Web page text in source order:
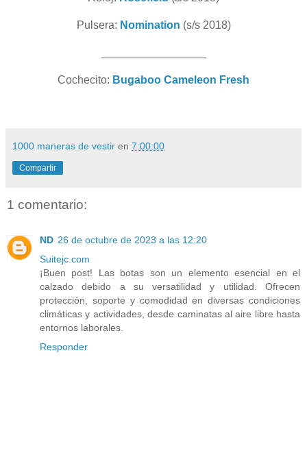
Pulsera: Nomination (s/s 2018)
Cochecito: Bugaboo Cameleon Fresh
1000 maneras de vestir en 7:00:00
Compartir
1 comentario:
ND 26 de octubre de 2023 a las 12:20
Suitejc.com
¡Buen post! Las botas son un elemento esencial en el
calzado debido a su versatilidad y utilidad. Ofrecen
protección, soporte y comodidad en diversas condiciones
climáticas y actividades, desde caminatas al aire libre hasta
entornos laborales.
Responder